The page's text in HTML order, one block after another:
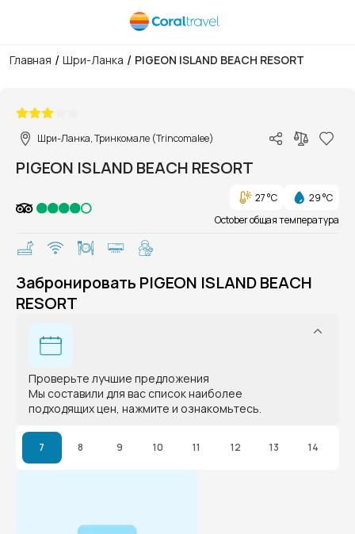
Главная / Шри-Ланка / PIGEON ISLAND BEACH RESORT
Шри-Ланка, Тринкомале (Trincomalee)
PIGEON ISLAND BEACH RESORT
27 °C
29 °C
October общая температура
Забронировать PIGEON ISLAND BEACH
RESORT
Проверьте лучшие предложения
Мы составили для вас список наиболее
подходящих цен, нажмите и ознакомьтесь.
7 8 9 10 11 12 13 14